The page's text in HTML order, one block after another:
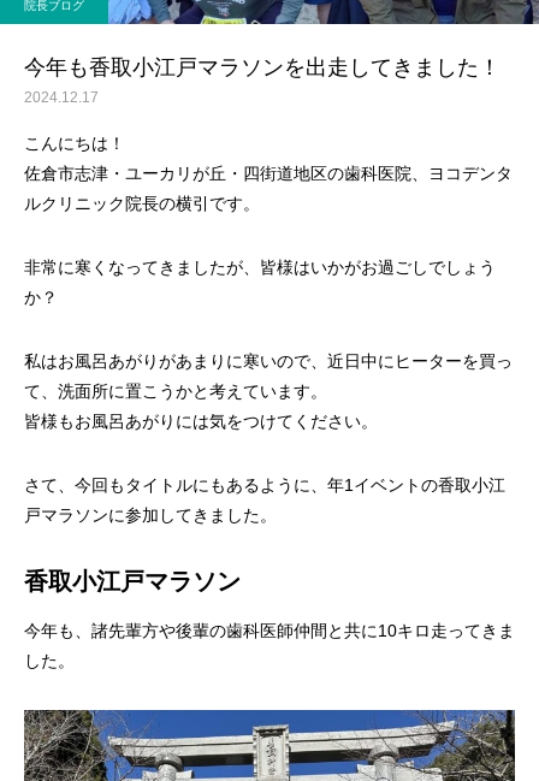
審美歯科
ホワイトニ
ボツリヌス療法
（ボトックス療法）
ック臨床セミナーと懇親会
に参加してきました！
月号
院長ブログ
今年も香取小江戸マラソンを出走してきました！
2024.12.17
こんにちは！
佐倉市志津・ユーカリが丘・四街道地区の歯科医院、ヨコデンタ
ルクリニック院長の横引です。
非常に寒くなってきましたが、皆様はいかがお過ごしでしょう
か？
私はお風呂あがりがあまりに寒いので、近日中にヒーターを買っ
て、洗面所に置こうかと考えています。
皆様もお風呂あがりには気をつけてください。
さて、今回もタイトルにもあるように、年1イベントの香取小江
戸マラソンに参加してきました。
香取小江戸マラソン
今年も、諸先輩方や後輩の歯科医師仲間と共に10キロ走ってきま
した。